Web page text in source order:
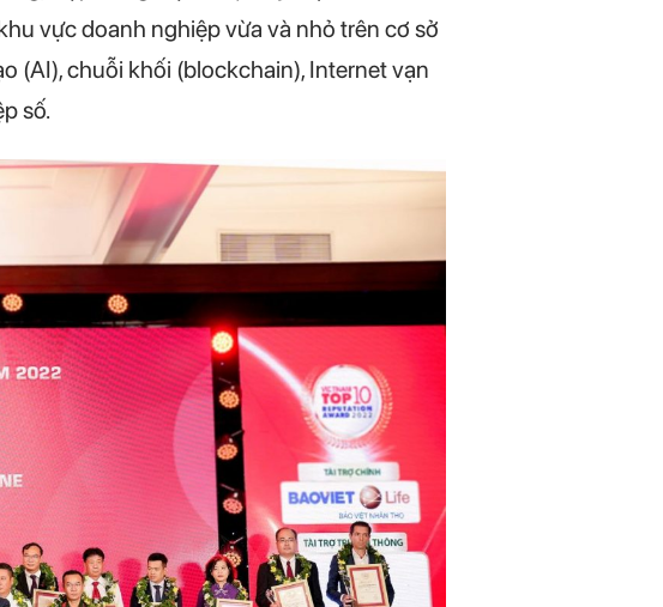
vực doanh nghiệp vừa và nhỏ trên cơ sở
(AI), chuỗi khối (blockchain), Internet vạn
số.